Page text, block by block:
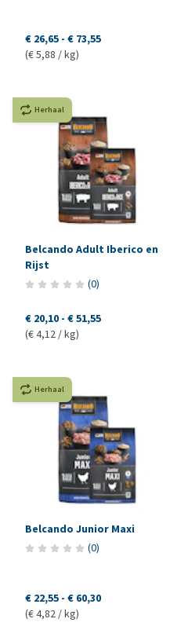
€ 26,65 - € 73,55
(€ 5,88 / kg)
Herhaal
Belcando Adult Iberico en
Rijst
(0)
€ 20,10 - € 51,55
(€ 4,12 / kg)
Herhaal
Belcando Junior Maxi
(0)
€ 22,55 - € 60,30
(€ 4,82 / kg)